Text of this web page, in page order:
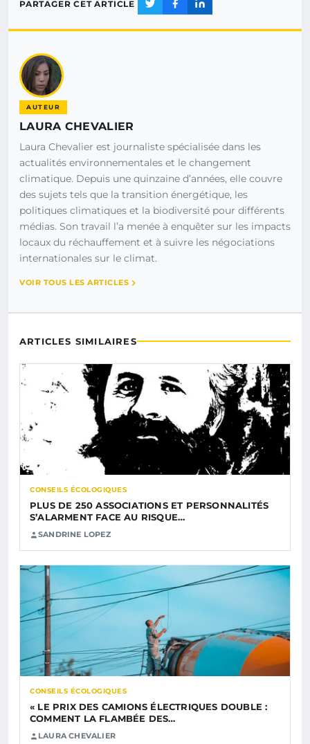
PARTAGER CET ARTICLE
AUTEUR
LAURA CHEVALIER
Laura Chevalier est journaliste spécialisée dans les
actualités environnementales et le changement
climatique. Depuis une quinzaine d’années, elle couvre
des sujets tels que la transition énergétique, les
politiques climatiques et la biodiversité pour différents
médias. Son travail l’a menée à enquêter sur les impacts
locaux du réchauffement et à suivre les négociations
internationales sur le climat.
VOIR TOUS LES ARTICLES
ARTICLES SIMILAIRES
CONSEILS ÉCOLOGIQUES
PLUS DE 250 ASSOCIATIONS ET PERSONNALITÉS
S’ALARMENT FACE AU RISQUE…
SANDRINE LOPEZ
CONSEILS ÉCOLOGIQUES
« LE PRIX DES CAMIONS ÉLECTRIQUES DOUBLE :
COMMENT LA FLAMBÉE DES…
LAURA CHEVALIER